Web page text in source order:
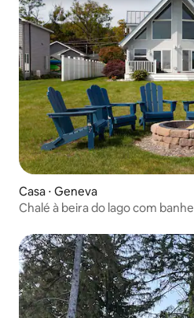
Casa ⋅ Geneva
Chalé à beira do lago com